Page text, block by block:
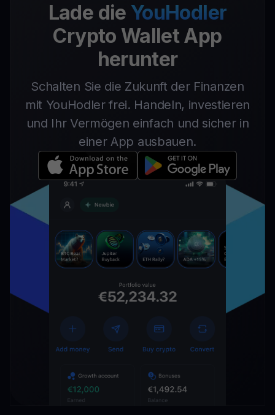
Lade die YouHodler
Crypto Wallet App
herunter
Schalten Sie die Zukunft der Finanzen
mit YouHodler frei. Handeln, investieren
und Ihr Vermögen einfach und sicher in
einer App ausbauen.